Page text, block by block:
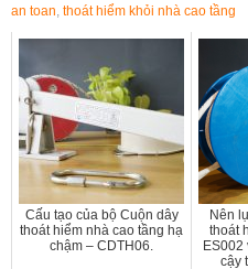
an toan, thoát hiểm khỏi nhà cao tầng
Cấu tạo của bộ Cuộn dây
thoát hiểm nhà cao tầng hạ
chậm – CDTH06.
Nên
thoát
ES002
cậy